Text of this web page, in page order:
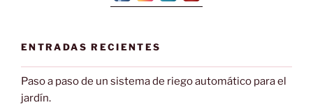
ENTRADAS RECIENTES
Paso a paso de un sistema de riego automático para el
jardín.